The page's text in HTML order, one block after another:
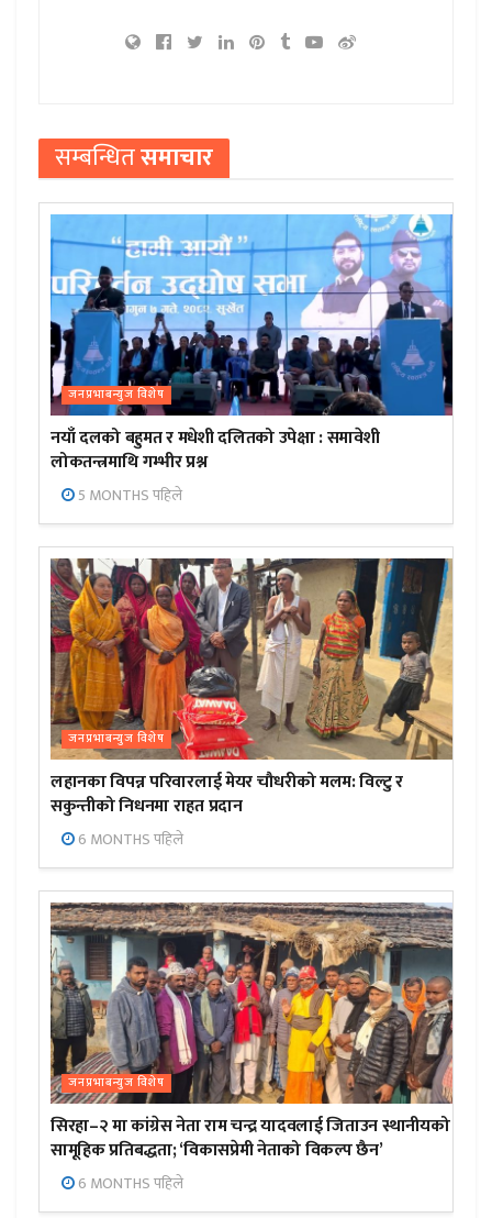
सम्बन्धितसमाचार
जनप्रभाबन्युज विशेष
नयाँ दलको बहुमत र मधेशी दलितको उपेक्षा : समावेशी
लोकतन्त्रमाथि गम्भीर प्रश्न
5 MONTHS पहिले
जनप्रभाबन्युज विशेष
लहानका विपन्न परिवारलाई मेयर चौधरीको मलम: विल्टु र
सकुन्तीको निधनमा राहत प्रदान
6 MONTHS पहिले
जनप्रभाबन्युज विशेष
सिरहा–२ मा कांग्रेस नेता राम चन्द्र यादवलाई जिताउन स्थानीयको
सामूहिक प्रतिबद्धता; ‘विकासप्रेमी नेताको विकल्प छैन’
6 MONTHS पहिले